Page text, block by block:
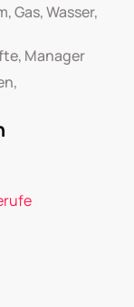
Gas, Wasser,
Manager